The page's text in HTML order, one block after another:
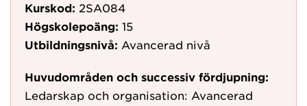
Kurskod: 2SA084
Högskolepoäng: 15
Utbildningsnivå: Avancerad nivå
Huvudområden och successiv fördjupning:
Ledarskap och organisation: Avancerad